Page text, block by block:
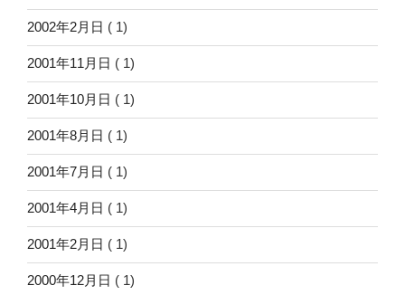
2002年2月日 ( 1)
2001年11月日 ( 1)
2001年10月日 ( 1)
2001年8月日 ( 1)
2001年7月日 ( 1)
2001年4月日 ( 1)
2001年2月日 ( 1)
2000年12月日 ( 1)